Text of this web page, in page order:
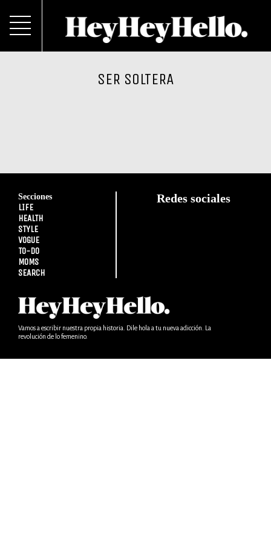
SER SOLTERA
Secciones
LIFE
HEALTH
STYLE
VOGUE
TO-DO
MOMS
SEARCH
Redes sociales
Vamos a escribir nuestra propia historia. Dile hola a tu nueva adicción. La
revolución de lo femenino.